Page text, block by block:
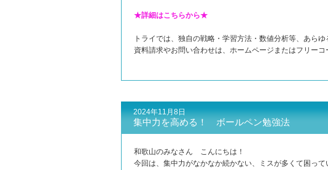
★詳細はこちらから★
トライでは、独自の戦略・学習方法・数値分析等、あら
資料請求やお問い合わせは、ホームページまたはフリーコ
2024年11月8日
集中力を高める！ ボールペン勉強法
和歌山のみなさん こんにちは！
今回は、集中力がなかなか続かない、ミスが多くて困って